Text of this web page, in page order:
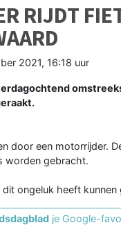
RIJDT
2021, 16:18 uur
door een motorrijder.
worden gebracht.
ongeluk heeft kunnen
je Google-